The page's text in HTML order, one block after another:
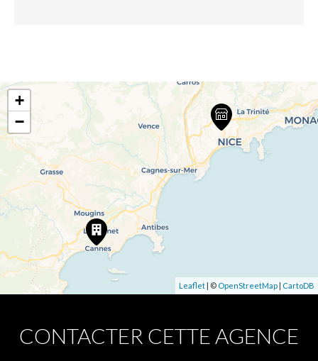
+
−
Leaflet | © OpenStreetMap | CartoDB
CONTACTER CETTE AGENCE